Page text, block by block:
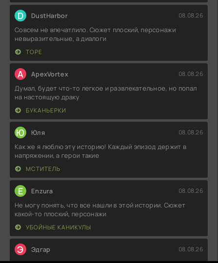
D DustHarbor 08.08.26
Совсем не впечатлило. Сюжет плоский, персонажи
невыразительные, а диалоги
ТОРЕ
A ApexVortex 08.08.26
Думал, будет что-то легкое и развлекательное, но попал
на настоящую драку
БУКАНЬЕРКИ
Ю Юля 08.08.26
Как же я люблю эту историю! Каждый эпизод держит в
напряжении, а герои такие
МСТИТЕЛЬ
E Enzura 08.08.26
Не могу понять, что все нашли в этой истории. Сюжет
какой-то плоский, персонажи
УБОЙНЫЕ КАНИКУЛЫ
Э Эдгар 08.08.26